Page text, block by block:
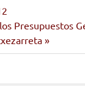
Presupuestos